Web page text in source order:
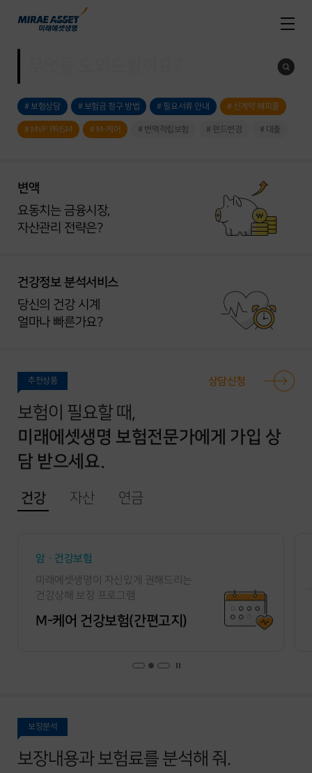
# 보험상담 # 보험금 청구 방법 # 필요서류 안내 # 신계약 해피콜
# MVP PRISM # M-케어 # 변액적립보험 # 펀드변경 # 대출
변액
요동치는 금융시장,
자산관리 전략은?
건강정보 분석서비스
당신의 건강 시계
얼마나 빠른가요?
추천상품
보험이 필요할 때,
미래에셋생명 보험전문가에게 가입 상
담 받으세요.
상담신청
건강 자산 연금
암ㆍ건강보험
미래에셋생명이 자신있게 권해드리는
건강상해 보장 프로그램
M-케어 건강보험(간편고지)
보장분석
보장내용과 보험료를 분석해 줘.